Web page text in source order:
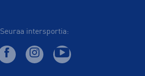
Seuraa intersportia: